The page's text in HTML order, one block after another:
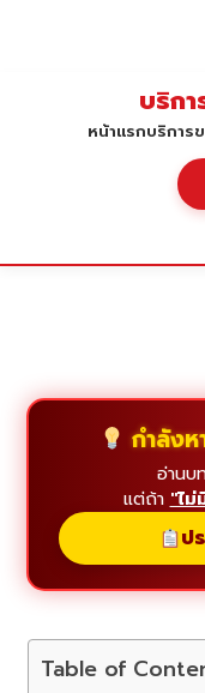
บริกา
หน้าแรกบริการ
กำลังห
อ่านบ
แต่ถ้า "ไม่
ป
Table of